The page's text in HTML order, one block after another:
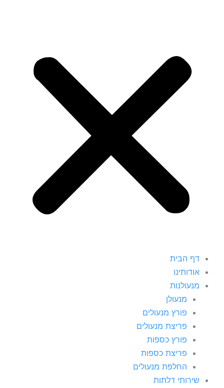
דף הבית
אודותינו
מנעולנות
מנעולן
פורץ מנעולים
פריצת מנעולים
פורץ כספות
פריצת כספות
החלפת מנעולים
שירותי דלתות